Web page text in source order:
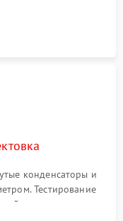
радиаторов от пыли
конденсаторы и
Тестирование
с помощью